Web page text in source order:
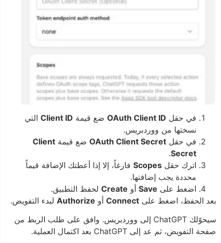
في حقل OAuth Client IDضع قيمة Client IDالتي
نسختها من ووردبريس.
في حقل OAuth Client Secretضع قيمة Client
Secret
.
اترك حقل Scopesفارغاً، إلا إذا أعطتك الإضافة قيماً
محددة يجب إضافتها.
اضغط على Saveأو Createلحفظ التطبيق.
بعد الحفظ، اضغط على Connectأو Authorizeلبدء التفويض.
سيحوّلك ChatGPT إلى ووردبريس. وافق على طلب الربط من
صفحة التفويض، ثم عد إلى ChatGPT بعد اكتمال العملية.